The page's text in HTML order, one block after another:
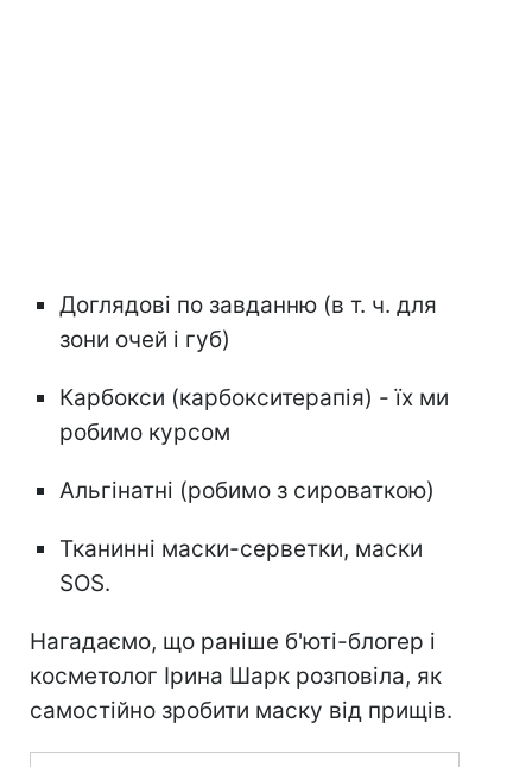
Доглядові по завданню (в т. ч. для
зони очей і губ)
Карбокси (карбокситерапія) - їх ми
робимо курсом
Альгінатні (робимо з сироваткою)
Тканинні маски-серветки, маски
SOS.
Нагадаємо, що раніше б'юті-блогер і
косметолог Ірина Шарк розповіла, як
самостійно зробити маску від прищів.